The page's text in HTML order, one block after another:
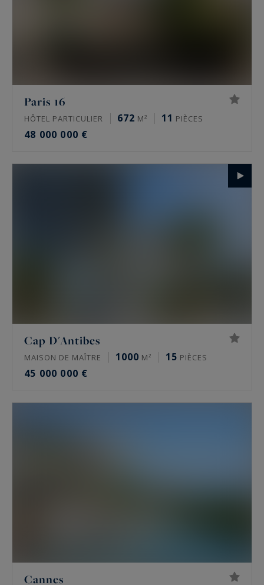
Paris 16
HÔTEL PARTICULIER 672 M² 11 PIÈCES
48 000 000 €
Cap D'Antibes
MAISON DE MAÎTRE 1000 M² 15 PIÈCES
45 000 000 €
Cannes